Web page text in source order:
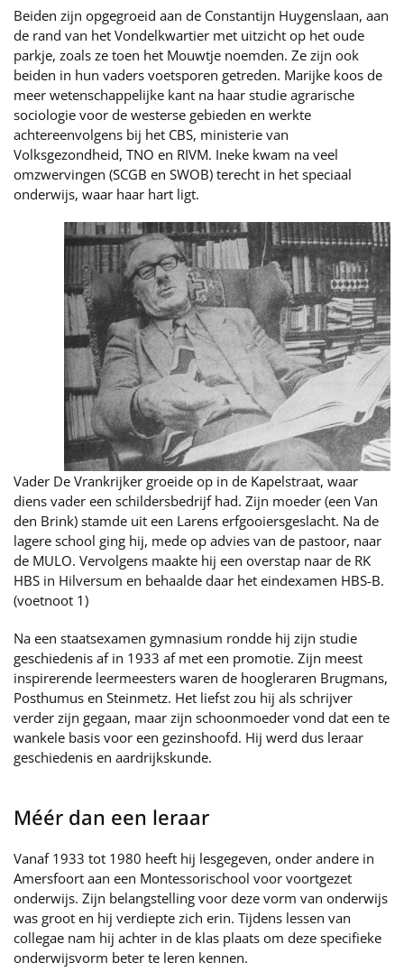
Beiden zijn opgegroeid aan de Constantijn Huygenslaan, aan
de rand van het Vondelkwartier met uitzicht op het oude
parkje, zoals ze toen het Mouwtje noemden. Ze zijn ook
beiden in hun vaders voetsporen getreden. Marijke koos de
meer wetenschappelijke kant na haar studie agrarische
sociologie voor de westerse gebieden en werkte
achtereenvolgens bij het CBS, ministerie van
Volksgezondheid, TNO en RIVM. Ineke kwam na veel
omzwervingen (SCGB en SWOB) terecht in het speciaal
onderwijs, waar haar hart ligt.
Vader De Vrankrijker groeide op in de Kapelstraat, waar
diens vader een schildersbedrijf had. Zijn moeder (een Van
den Brink) stamde uit een Larens erfgooiersgeslacht. Na de
lagere school ging hij, mede op advies van de pastoor, naar
de MULO. Vervolgens maakte hij een overstap naar de RK
HBS in Hilversum en behaalde daar het eindexamen HBS-B.
(voetnoot 1)
Na een staatsexamen gymnasium rondde hij zijn studie
geschiedenis af in 1933 af met een promotie. Zijn meest
inspirerende leermeesters waren de hoogleraren Brugmans,
Posthumus en Steinmetz. Het liefst zou hij als schrijver
verder zijn gegaan, maar zijn schoonmoeder vond dat een te
wankele basis voor een gezinshoofd. Hij werd dus leraar
geschiedenis en aardrijkskunde.
Méér dan een leraar
Vanaf 1933 tot 1980 heeft hij lesgegeven, onder andere in
Amersfoort aan een Montessorischool voor voortgezet
onderwijs. Zijn belangstelling voor deze vorm van onderwijs
was groot en hij verdiepte zich erin. Tijdens lessen van
collegae nam hij achter in de klas plaats om deze specifieke
onderwijsvorm beter te leren kennen.